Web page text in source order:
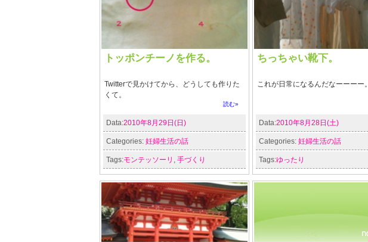
トッポンチーノを作る。
Twitterで見かけてから、どうしても作りた
くて。
読む»
Data:2010年8月29日(日)
Categories: 妊婦生活の話
Tags:モンテッソーリ , 手づくり
ちっちゃい靴下。
これが日常になるんだなーーーー。
Data:2010年8月28日(土)
Categories: 妊婦生活の話
Tags:ゆったり